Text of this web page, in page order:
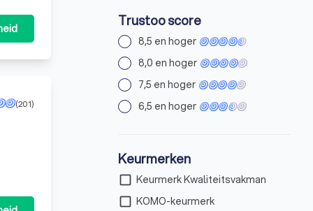
(201)
Trustoo score
8,5 en hoger
8,0 en hoger
7,5 en hoger
6,5 en hoger
Keurmerken
check_box_outline_blank Keurmerk Kwaliteitsvakman
check_box_outline_blank KOMO-keurmerk